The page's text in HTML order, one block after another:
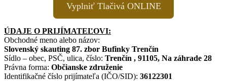
Vyplniť Tlačivá ONLINE
ÚDAJE O PRIJÍMATEĽOVI:
Obchodné meno alebo názov:
Slovenský skauting 87. zbor Bufinky Trenčín
Sídlo – obec, PSČ, ulica, číslo: Trenčín , 91105, Na záhrade 28
Právna forma: Občianske združenie
Identifikačné číslo prijímateľa (IČO/SID): 36122301